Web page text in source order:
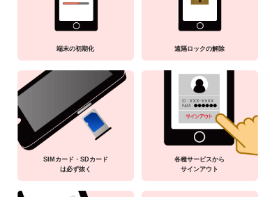
端末の初期化 遠隔ロックの解除
SIMカード・SDカード
は必ず抜く
各種サービスから
サインアウト